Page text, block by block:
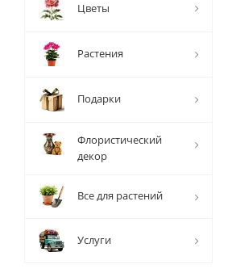
Цветы
Растения
Подарки
Флористический
декор
Все для растений
Услуги